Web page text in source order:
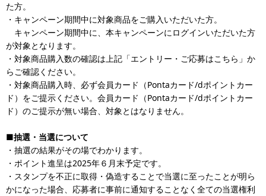
た方。
・キャンペーン期間中に対象商品をご購入いただいた方。
キャンペーン期間中に、本キャンペーンにログインいただいた方
が対象となります。
・対象商品購入数の確認は上記「エントリー・ご応募はこちら」か
らご確認ください。
・対象商品購入時、必ず会員カード（Pontaカード/dポイントカー
ド）をご提示ください。会員カード（Pontaカード/dポイントカー
ド）のご提示が無い場合、対象とはなりません。
■抽選・当選について
・抽選の結果がその場でわかります。
・ポイント進呈は2025年６月末予定です。
・スタンプを不正に取得・偽造することで当選に至ったことが明ら
かになった場合、応募者に事前に通知することなく全ての当選権利